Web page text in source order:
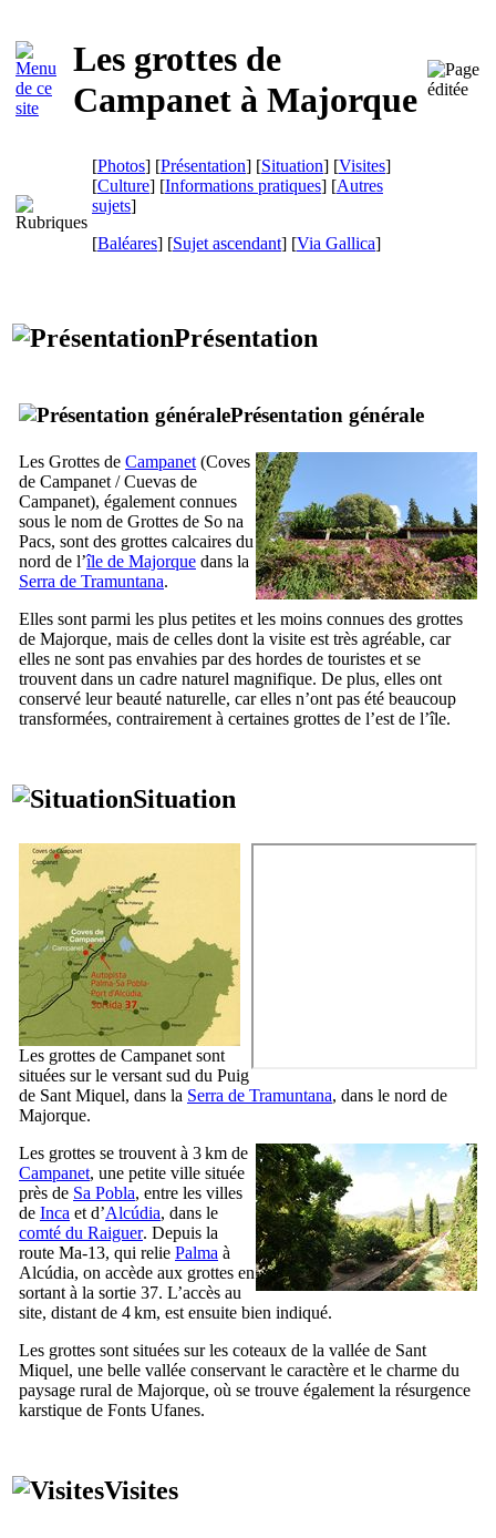
Les grottes de
Campanet à Majorque
[Photos] [Présentation] [Situation] [Visites]
[Culture] [Informations pratiques] [Autres
sujets]
[Baléares] [Sujet ascendant] [Via Gallica]
Présentation
Présentation générale
Les Grottes de Campanet (Coves
de Campanet /Cuevas de
Campanet), également connues
sous le nom de Grottes de So na
Pacs, sont des grottes calcaires du
nord de l’île de Majorque dans la
Serra de Tramuntana.
Elles sont parmi les plus petites et les moins connues des grottes
de Majorque, mais de celles dont la visite est très agréable, car
elles ne sont pas envahies par des hordes de touristes et se
trouvent dans un cadre naturel magnifique. De plus, elles ont
conservé leur beauté naturelle, car elles n’ont pas été beaucoup
transformées, contrairement à certaines grottes de l’est de l’île.
Situation
Les grottes de Campanet sont
situées sur le versant sud du Puig
de Sant Miquel, dans la Serra de Tramuntana, dans le nord de
Majorque.
Les grottes se trouvent à 3 km de
Campanet, une petite ville située
près de Sa Pobla, entre les villes
de Inca et d’Alcúdia, dans le
comté du Raiguer. Depuis la
route Ma-13, qui relie Palma à
Alcúdia, on accède aux grottes en
sortant à la sortie 37. L’accès au
site, distant de 4 km, est ensuite bien indiqué.
Les grottes sont situées sur les coteaux de la vallée de Sant
Miquel, une belle vallée conservant le caractère et le charme du
paysage rural de Majorque, où se trouve également la résurgence
karstique de Fonts Ufanes.
Visites